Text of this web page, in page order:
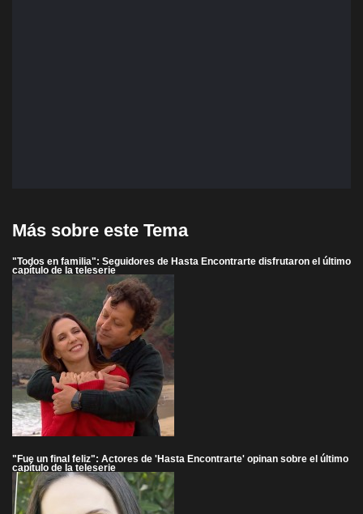
Más sobre este Tema
"Todos en familia": Seguidores de Hasta Encontrarte disfrutaron el último
capítulo de la teleserie
"Fue un final feliz": Actores de 'Hasta Encontrarte' opinan sobre el último
capítulo de la teleserie